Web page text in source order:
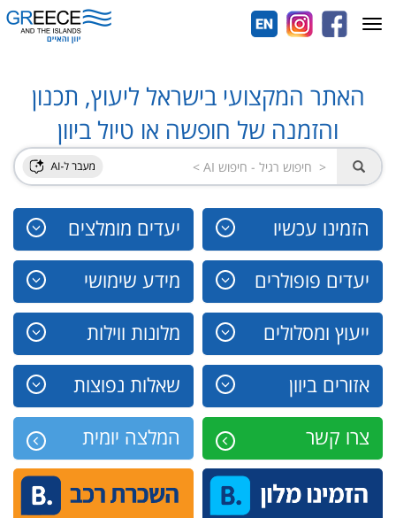
האתר המקצועי בישראל ליעוץ, תכנון
והזמנה של חופשה או טיול ביוון
הזמינו עכשיו יעדים מומלצים
יעדים פופולרים מידע שימושי
ייעוץ ומסלולים מלונות ווילות
אזורים ביוון שאלות נפוצות
צרו קשר המלצה יומית
Toggle
navigation